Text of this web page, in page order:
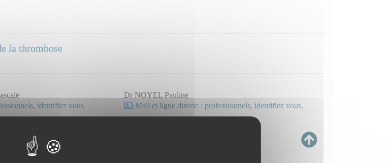
la thrombose
identifiez vous.
Dr NOYEL Pauline
Mail et ligne directe : professionnels, identifiez vous.